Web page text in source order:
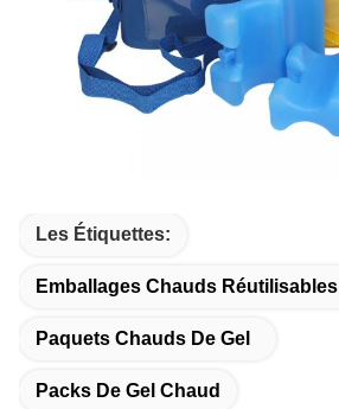
Les Étiquettes:
Emballages Chauds Réutilisables
Paquets Chauds De Gel
Packs De Gel Chaud